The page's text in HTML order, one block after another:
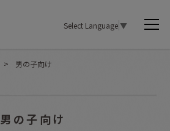
Select Language▼
> 男の子向け
男の子向け